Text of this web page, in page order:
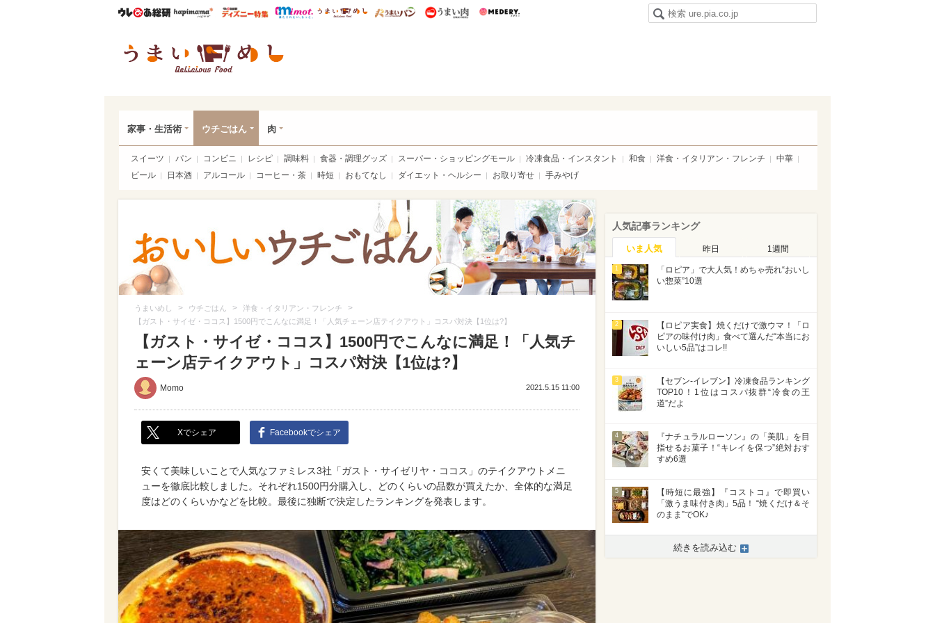
ウレぴあ総研ハピママ* ウレぴあ総研 ディズニー特集
mimot. うまいめし うまいパン うまい肉
家事・生活術 ウチごはん 肉
スイーツ パン コンビニ レシピ 調味料 食器・調理グッズ スーパー・ショッピングモール 冷凍食品・インスタント 和食 洋食・イタリアン・フレンチ
中華
ビール
日本酒 アルコール コーヒー・茶 時短 おもてなし ダイエット・ヘルシー お取り寄せ 手みやげ
うまいめし > ウチごはん > 洋食・イタリアン・フレンチ >
【ガスト・サイゼ・ココス】1500円でこんなに満足！「人気チェーン店テイクアウト」コスパ対決【1位は?】
【ガスト・サイゼ・ココス】1500円でこんなに満足！「人気チ
ェーン店テイクアウト」コスパ対決【1位は?】
Momo 2021.5.15 11:00
Xでシェア Facebookでシェア
安くて美味しいことで人気なファミレス3社「ガスト・サイゼリヤ・ココス」のテイクアウトメニ
ューを徹底比較しました。それぞれ1500円分購入し、どのくらいの品数が買えたか、全体的な満足
度はどのくらいかなどを比較。最後に独断で決定したランキングを発表します。
人気記事ランキング
いま人気 昨日 1週間
1
「ロピア」で大人気！めちゃ売れ“おいし
い惣菜”10選
2
【ロピア実食】焼くだけで激ウマ！「ロ
ピアの味付け肉」食べて選んだ“本当にお
いしい5品”はコレ!!
3
【セブン-イレブン】冷凍食品ランキング
TOP10！1位はコスパ抜群“冷食の王
道”だよ
4
『ナチュラルローソン』の「美肌」を目
指せるお菓子！“キレイを保つ”絶対おす
すめ6選
5
【時短に最強】『コストコ』で即買い
「激うま味付き肉」5品！ “焼くだけ＆そ
のまま”でOK♪
続きを読み込む